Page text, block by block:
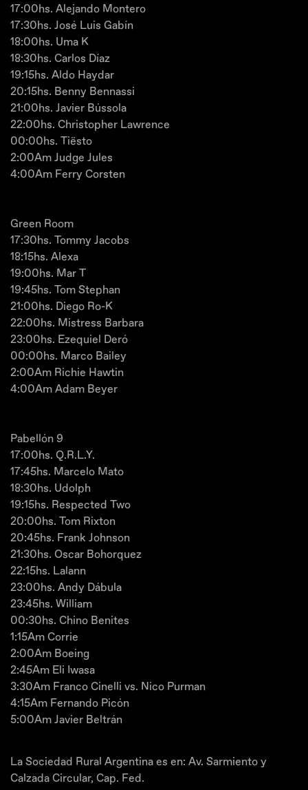
17:00hs. Alejando Montero
17:30hs. José Luis Gabín
18:00hs. Uma K
18:30hs. Carlos Díaz
19:15hs. Aldo Haydar
20:15hs. Benny Bennassi
21:00hs. Javier Bússola
22:00hs. Christopher Lawrence
00:00hs. Tiësto
2:00Am Judge Jules
4:00Am Ferry Corsten
Green Room
17:30hs. Tommy Jacobs
18:15hs. Alexa
19:00hs. Mar T
19:45hs. Tom Stephan
21:00hs. Diego Ro-K
22:00hs. Mistress Barbara
23:00hs. Ezequiel Deró
00:00hs. Marco Bailey
2:00Am Richie Hawtin
4:00Am Adam Beyer
Pabellón 9
17:00hs. Q.R.L.Y.
17:45hs. Marcelo Mato
18:30hs. Udolph
19:15hs. Respected Two
20:00hs. Tom Rixton
20:45hs. Frank Johnson
21:30hs. Oscar Bohorquez
22:15hs. Lalann
23:00hs. Andy Dábula
23:45hs. William
00:30hs. Chino Benites
1:15Am Corrie
2:00Am Boeing
2:45Am Eli Iwasa
3:30Am Franco Cinelli vs. Nico Purman
4:15Am Fernando Picón
5:00Am Javier Beltrán
La Sociedad Rural Argentina es en: Av. Sarmiento y
Calzada Circular, Cap. Fed.